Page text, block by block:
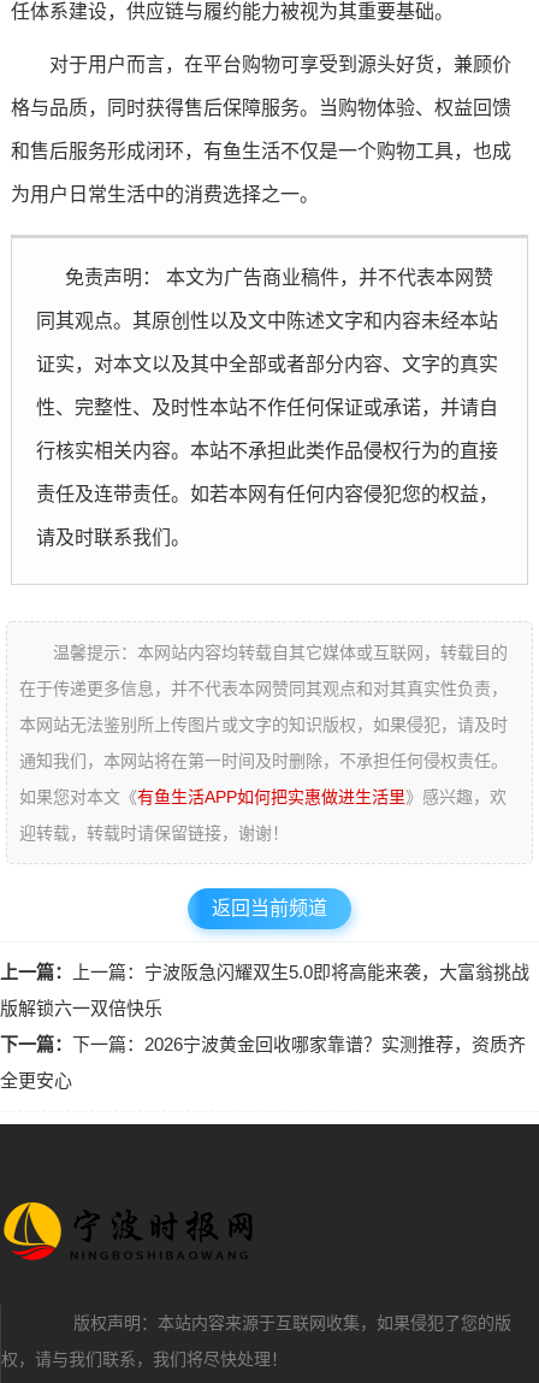
任体系建设，供应链与履约能力被视为其重要基础。
对于用户而言，在平台购物可享受到源头好货，兼顾价
格与品质，同时获得售后保障服务。当购物体验、权益回馈
和售后服务形成闭环，有鱼生活不仅是一个购物工具，也成
为用户日常生活中的消费选择之一。
免责声明： 本文为广告商业稿件，并不代表本网赞
同其观点。其原创性以及文中陈述文字和内容未经本站
证实，对本文以及其中全部或者部分内容、文字的真实
性、完整性、及时性本站不作任何保证或承诺，并请自
行核实相关内容。本站不承担此类作品侵权行为的直接
责任及连带责任。如若本网有任何内容侵犯您的权益，
请及时联系我们。
温馨提示：本网站内容均转载自其它媒体或互联网，转载目的
在于传递更多信息，并不代表本网赞同其观点和对其真实性负责，
本网站无法鉴别所上传图片或文字的知识版权，如果侵犯，请及时
通知我们，本网站将在第一时间及时删除，不承担任何侵权责任。
如果您对本文《有鱼生活APP如何把实惠做进生活里》感兴趣，欢
迎转载，转载时请保留链接，谢谢！
返回当前频道
上一篇：
上一篇：宁波阪急闪耀双生5.0即将高能来袭，大富翁挑战
版解锁六一双倍快乐
下一篇： 下一篇：2026宁波黄金回收哪家靠谱？实测推荐，资质齐
全更安心
版权声明：本站内容来源于互联网收集，如果侵犯了您的版
权，请与我们联系，我们将尽快处理！